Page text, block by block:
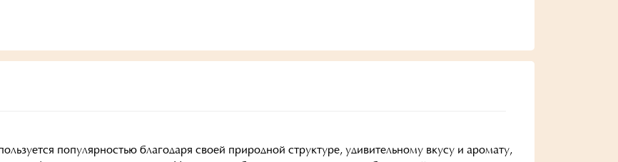
популярностью благодаря своей природной структуре, удивительному вкусу и аромату,